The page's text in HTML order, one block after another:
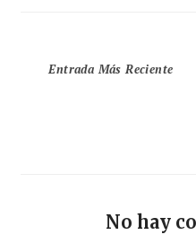
Entrada Más Reciente
No hay